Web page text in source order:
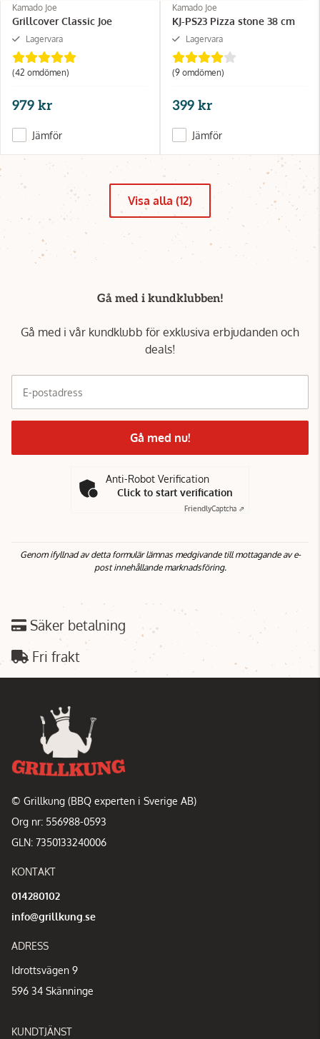
Kamado Joe
Grillcover Classic Joe
Lagervara
(42 omdömen)
979 kr
Jämför
Kamado Joe
KJ-PS23 Pizza stone 38 cm
Lagervara
(9 omdömen)
399 kr
Jämför
Visa alla (12)
Gå med i kundklubben!
Gå med i vår kundklubb för exklusiva erbjudanden och
deals!
E-postadress
Gå med nu!
Anti-Robot Verification
Click to start verification
FriendlyCaptcha ⇗
Genom ifyllnad av detta formulär lämnas medgivande till mottagande av e-
post innehållande marknadsföring.
Säker betalning
Fri frakt
© Grillkung (BBQ experten i Sverige AB)
Org nr: 556988-0593
GLN: 7350133240006
KONTAKT
014280102
info@grillkung.se
ADRESS
Idrottsvägen 9
596 34 Skänninge
KUNDTJÄNST